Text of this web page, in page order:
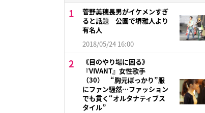
菅野美穂長男がイケメンすぎ
ると話題 公園で堺雅人より
有名人
2018/05/24 16:00
《目のやり場に困る》
『VIVANT』女性歌手
（30） “胸元ぽっかり”服
にファン騒然…ファッション
でも貫く“オルタナティブス
タイル”